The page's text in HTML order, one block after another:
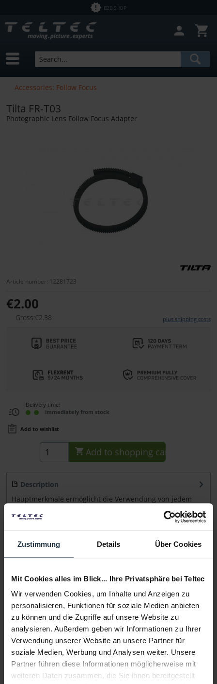
Zustimmung Details Über Cookies
Mit Cookies alles im Blick... Ihre Privatsphäre bei Teltec
Wir verwenden Cookies, um Inhalte und Anzeigen zu
personalisieren, Funktionen für soziale Medien anbieten
zu können und die Zugriffe auf unsere Website zu
analysieren. Außerdem geben wir Informationen zu Ihrer
Verwendung unserer Website an unsere Partner für
soziale Medien, Werbung und Analysen weiter. Unsere
Partner führen diese Informationen möglicherweise mit
weiteren Daten zusammen, die Sie ihnen bereitgestellt
B2B SHOP
Accessories: Follow Focus
Tilta FR-T03
Photographic Lens Follow Focus Adapter
Article number: 12281723
€2.00
Gross:€2.38 plus shipping costs
Delivery time:
immediately from stock
Add to wishlist
Add to shopping cart
Description
Hauptmerkmale ermöglicht die Verwendung von jedem
more
Manufacturer & Product Safety Information
Folgende Infos zum Hersteller sind verfübar...... more
More articles from +++ Tilta +++ look at